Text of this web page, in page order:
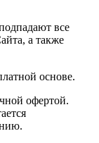
все
а также
основе.
офертой.